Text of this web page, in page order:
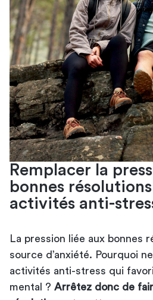
Remplacer la
bonnes
activités anti-
La pression liée aux bonnes
source d’anxiété. Pourquoi
activités anti-stress qui
mental ? Arrêtez donc de